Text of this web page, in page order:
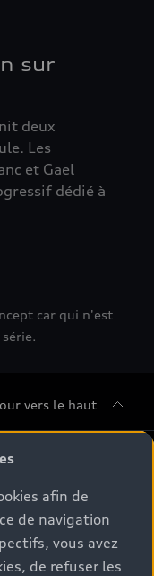
sur
deux
Les
et Gael
dédié à
car qui n'est
vers le haut
afin de
de navigation
vous avez
de refuser les